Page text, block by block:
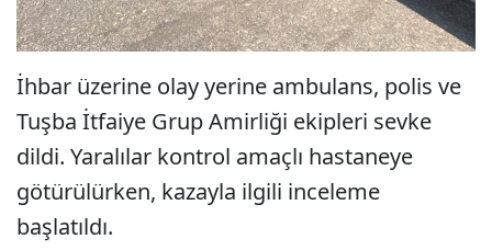
İhbar üzerine olay yerine ambulans, polis ve
Tuşba İtfaiye Grup Amirliği ekipleri sevke
dildi. Yaralılar kontrol amaçlı hastaneye
götürülürken, kazayla ilgili inceleme
başlatıldı.